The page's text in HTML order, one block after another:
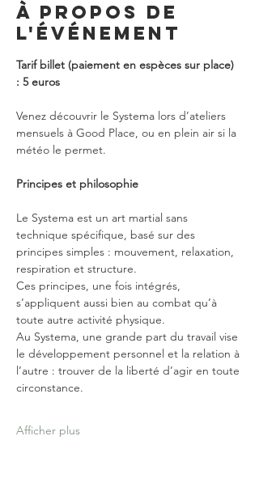
À propos de
l'événement
Tarif billet (paiement en espèces sur place)
: 5 euros
Venez découvrir le Systema lors d’ateliers
mensuels à Good Place, ou en plein air si la
météo le permet.
Principes et philosophie
Le Systema est un art martial sans
technique spécifique, basé sur des
principes simples : mouvement, relaxation,
respiration et structure.
Ces principes, une fois intégrés,
s’appliquent aussi bien au combat qu’à
toute autre activité physique.
Au Systema, une grande part du travail vise
le développement personnel et la relation à
l’autre : trouver de la liberté d’agir en toute
circonstance.
Afficher plus